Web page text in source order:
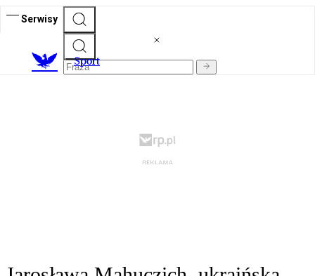
Serwisy
Sport